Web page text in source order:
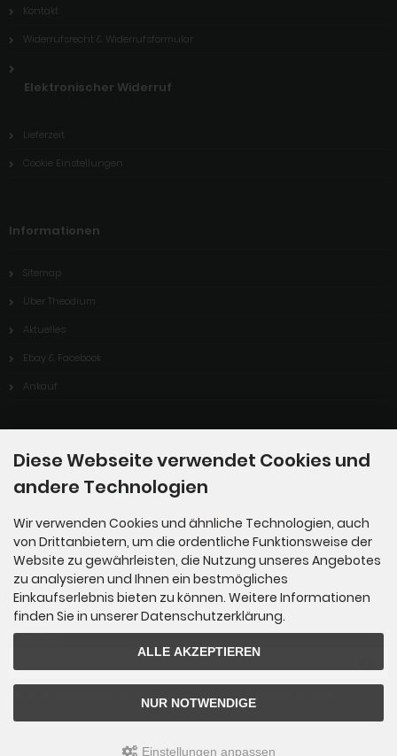
Kontakt
Widerrufsrecht & Widerrufsformular
Elektronischer Widerruf
Lieferzeit
Cookie Einstellungen
Informationen
Sitemap
Über Theodium
Aktuelles
Ebay & Facebook
Ankauf
Zahlungsmethoden
Newsletter-Anmeldung
E-Mail-Adresse:
Diese Webseite verwendet Cookies und
andere Technologien
Wir verwenden Cookies und ähnliche Technologien, auch
von Drittanbietern, um die ordentliche Funktionsweise der
Website zu gewährleisten, die Nutzung unseres Angebotes
zu analysieren und Ihnen ein bestmögliches
Einkaufserlebnis bieten zu können. Weitere Informationen
finden Sie in unserer Datenschutzerklärung.
ALLE AKZEPTIEREN
NUR NOTWENDIGE
Einstellungen anpassen